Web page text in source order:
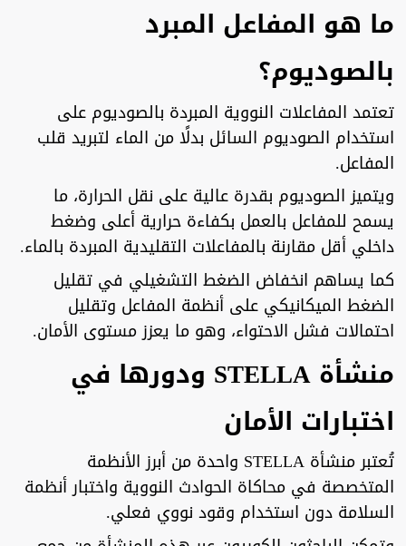
ما هو المفاعل المبرد
بالصوديوم؟
تعتمد المفاعلات النووية المبردة بالصوديوم على
استخدام الصوديوم السائل بدلًا من الماء لتبريد قلب
المفاعل.
ويتميز الصوديوم بقدرة عالية على نقل الحرارة، ما
يسمح للمفاعل بالعمل بكفاءة حرارية أعلى وضغط
داخلي أقل مقارنة بالمفاعلات التقليدية المبردة بالماء.
كما يساهم انخفاض الضغط التشغيلي في تقليل
الضغط الميكانيكي على أنظمة المفاعل وتقليل
احتمالات فشل الاحتواء، وهو ما يعزز مستوى الأمان.
منشأة STELLA ودورها في
اختبارات الأمان
تُعتبر منشأة STELLA واحدة من أبرز الأنظمة
المتخصصة في محاكاة الحوادث النووية واختبار أنظمة
السلامة دون استخدام وقود نووي فعلي.